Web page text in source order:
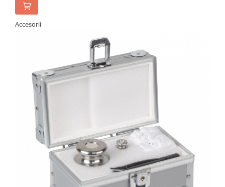
Standuri testare forta
Standuri testare manuala
Componente pentru masurare
Componente pentru masurare
Dispozitive display
Grinzi de cantarire
Platforme
Sisteme de cantarire Industry 4.0
Instrumente optice
Microscoape
Camere microscop
Microscoape cu lumina transmisa
Microscoape cu polarizare
Accesorii